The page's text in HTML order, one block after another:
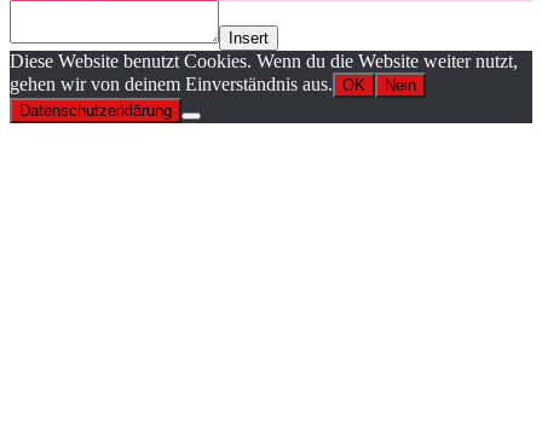
Insert
Diese Website benutzt Cookies. Wenn du die Website weiter nutzt,
gehen wir von deinem Einverständnis aus. OK
Nein
Datenschutzerklärung